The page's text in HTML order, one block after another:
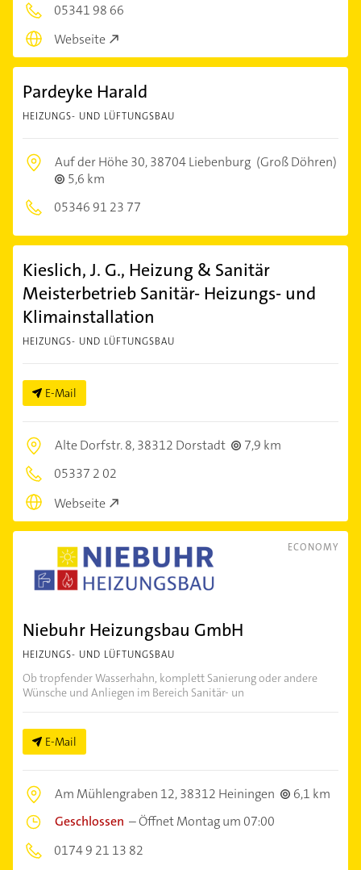
05341 98 66
Webseite
Pardeyke Harald
HEIZUNGS- UND LÜFTUNGSBAU
Auf der Höhe 30,38704 Liebenburg (Groß Döhren)
5,6 km
05346 91 23 77
Kieslich, J. G., Heizung & Sanitär
Meisterbetrieb Sanitär- Heizungs- und
Klimainstallation
HEIZUNGS- UND LÜFTUNGSBAU
E-Mail
Alte Dorfstr. 8,38312 Dorstadt
7,9 km
05337 2 02
Webseite
ECONOMY
Niebuhr Heizungsbau GmbH
HEIZUNGS- UND LÜFTUNGSBAU
Ob tropfender Wasserhahn, komplett Sanierung oder andere
Wünsche und Anliegen im Bereich Sanitär- un
E-Mail
Am Mühlengraben 12,38312 Heiningen
6,1 km
Geschlossen –Öffnet Montag um 07:00
0174 9 21 13 82